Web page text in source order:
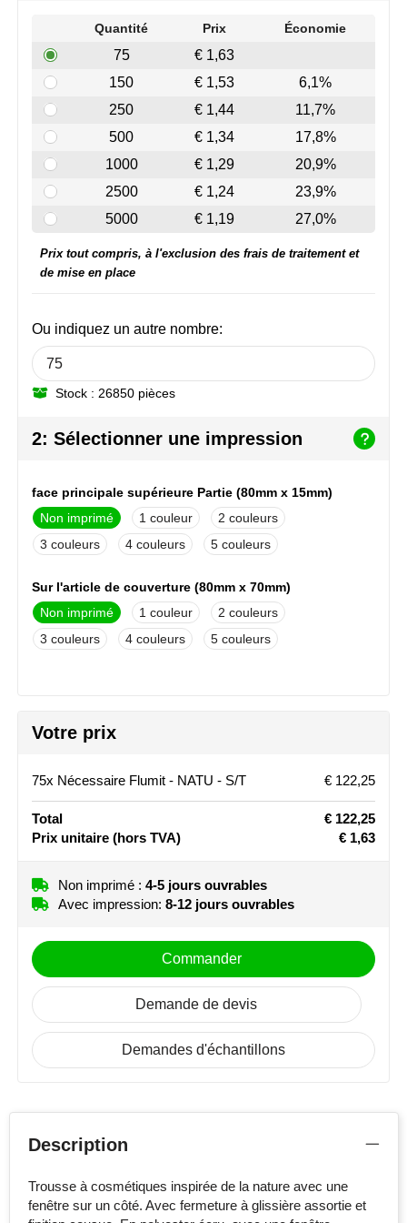
Sécurité, voiture & vélo
Loisirs, jeux & plein air
Vêtements de travail
Kambukka
Lipton
MagLite
Marksman
Marvin's
Mentos
MiniMAX
Moleskine
Orrefors
Parker pennen
Peekay
Philips
Sophie Muval
Stanley
Stilolinea
Swiss Peak
TACX
The One Towelling
Quantité Prix Économie
75
€ 1,63
150
€ 1,53
6,1%
250
€ 1,44
11,7%
500
€ 1,34
17,8%
1000
€ 1,29
20,9%
2500
€ 1,24
23,9%
5000
€ 1,19 27,0%
Ou indiquez un autre nombre:
Stock : 26850 pièces
Prix tout compris, à l'exclusion des frais de traitement et
de mise en place
2: Sélectionner une impression
face principale supérieure Partie (80mm x 15mm)
Non imprimé
1
2
3
4 5
Sur l'article de couverture (80mm x 70mm)
Non imprimé
1
2
3
4 5
Votre prix
75x Nécessaire Flumit - NATU - S/T € 122,25
Total
€ 122,25
Prix unitaire (hors TVA) € 1,63
Non imprimé : 4-5 jours ouvrables
Avec impression: 8-12 jours ouvrables
Commander
Demande de devis
Demandes d'échantillons
Description
Trousse à cosmétiques inspirée de la nature avec une
fenêtre sur un côté. Avec fermeture à glissière assortie et